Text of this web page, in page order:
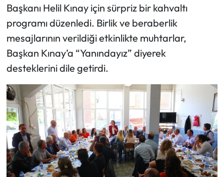
Başkanı Helil Kınay için sürpriz bir kahvaltı
programı düzenledi. Birlik ve beraberlik
mesajlarının verildiği etkinlikte muhtarlar,
Başkan Kınay’a “Yanındayız” diyerek
desteklerini dile getirdi.